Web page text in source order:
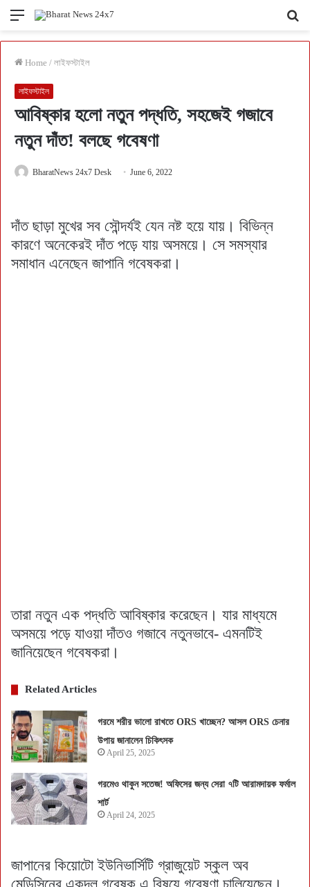
Menu
Home / লাইফস্টাইল
লাইফস্টাইল
আবিষ্কার হলো নতুন পদ্ধতি, সহজেই গজাবে
নতুন দাঁত! বলছে গবেষণা
BharatNews 24x7 Desk June 6, 2022
দাঁত ছাড়া মুখের সব সৌন্দর্যই যেন নষ্ট হয়ে যায়। বিভিন্ন
কারণে অনেকেরই দাঁত পড়ে যায় অসময়ে। সে সমস্যার
সমাধান এনেছেন জাপানি গবেষকরা।
তারা নতুন এক পদ্ধতি আবিষ্কার করেছেন। যার মাধ্যমে
অসময়ে পড়ে যাওয়া দাঁতও গজাবে নতুনভাবে- এমনটিই
জানিয়েছেন গবেষকরা।
Related Articles
গরমে শরীর ভালো রাখতে ORS খাচ্ছেন? আসল ORS চেনার
উপায় জানালেন চিকিৎসক
April 25, 2025
গরমেও থাকুন সতেজ! অফিসের জন্য সেরা ৭টি আরামদায়ক ফর্মাল
শার্ট
April 24, 2025
জাপানের কিয়োটো ইউনিভার্সিটি গ্রাজুয়েট স্কুল অব